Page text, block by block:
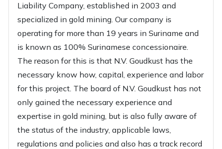
Liability Company, established in 2003 and
specialized in gold mining. Our company is
operating for more than 19 years in Suriname and
is known as 100% Surinamese concessionaire.
The reason for this is that N.V. Goudkust has the
necessary know how, capital, experience and labor
for this project. The board of N.V. Goudkust has not
only gained the necessary experience and
expertise in gold mining, but is also fully aware of
the status of the industry, applicable laws,
regulations and policies and also has a track record